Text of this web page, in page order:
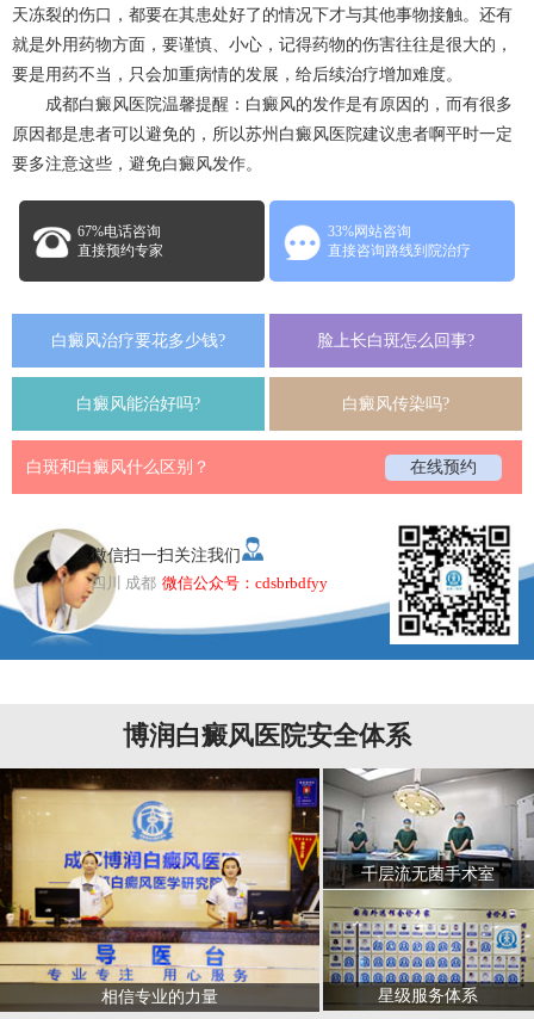
天冻裂的伤口，都要在其患处好了的情况下才与其他事物接触。还有
就是外用药物方面，要谨慎、小心，记得药物的伤害往往是很大的，
要是用药不当，只会加重病情的发展，给后续治疗增加难度。
成都白癜风医院温馨提醒：白癜风的发作是有原因的，而有很多
原因都是患者可以避免的，所以苏州白癜风医院建议患者啊平时一定
要多注意这些，避免白癜风发作。
67%电话咨询
直接预约专家
33%网站咨询
直接咨询路线到院治疗
白癜风治疗要花多少钱? 脸上长白斑怎么回事?
白癜风能治好吗? 白癜风传染吗?
白斑和白癜风什么区别？ 在线预约
微信扫一扫关注我们
四川 成都 微信公众号：cdsbrbdfyy
博润白癜风医院安全体系
相信专业的力量
千层流无菌手术室
星级服务体系